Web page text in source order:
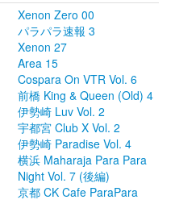
Xenon Zero 00
パラパラ速報 3
Xenon 27
Area 15
Cospara On VTR Vol. 6
前橋 King & Queen (Old) 4
伊勢崎 Luv Vol. 2
宇都宮 Club X Vol. 2
伊勢崎 Paradise Vol. 4
横浜 Maharaja Para Para
Night Vol. 7 (後編)
京都 CK Cafe ParaPara